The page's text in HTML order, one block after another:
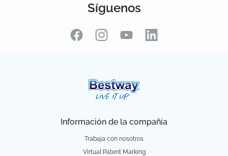
Síguenos
Información de la compañía
Trabaja con nosotros
Virtual Patent Marking